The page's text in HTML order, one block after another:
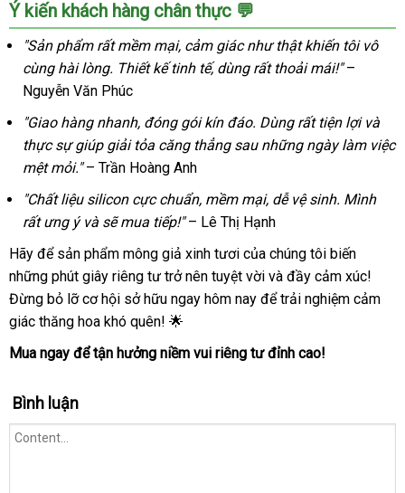
Ý kiến khách hàng chân thực 💬
"Sản phẩm rất mềm mại, cảm giác như thật khiến tôi vô
cùng hài lòng. Thiết kế tinh tế, dùng rất thoải mái!"–
Nguyễn Văn Phúc
"Giao hàng nhanh, đóng gói kín đáo. Dùng rất tiện lợi và
thực sự giúp giải tỏa căng thẳng sau những ngày làm việc
mệt mỏi."– Trần Hoàng Anh
"Chất liệu silicon cực chuẩn, mềm mại, dễ vệ sinh. Mình
rất ưng ý và sẽ mua tiếp!"– Lê Thị Hạnh
Hãy để sản phẩm mông giả xinh tươi của chúng tôi biến
những phút giây riêng tư trở nên tuyệt vời và đầy cảm xúc!
Đừng bỏ lỡ cơ hội sở hữu ngay hôm nay để trải nghiệm cảm
giác thăng hoa khó quên! 🌟
Mua ngay để tận hưởng niềm vui riêng tư đỉnh cao!
Bình luận